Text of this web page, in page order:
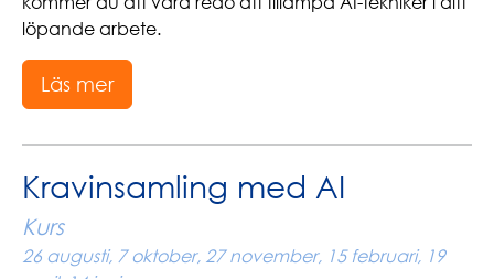
löpande arbete.
Läs mer
Kravinsamling med AI
Kurs
26 augusti, 7 oktober, 27 november, 15 februari, 19